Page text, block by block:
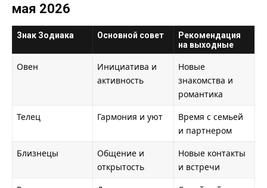
мая 2026
Знак Зодиака Основной совет
Рекомендация
на выходные
Овен
Инициатива и
активность
Новые
знакомства и
романтика
Телец
Гармония и уют
Время с семьей
и партнером
Близнецы
Общение и
открытость
Новые контакты
и встречи